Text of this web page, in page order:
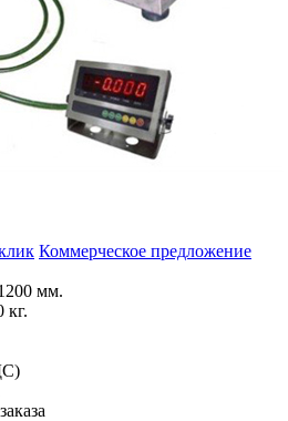
Коммерческое предложение
мм.
кг.